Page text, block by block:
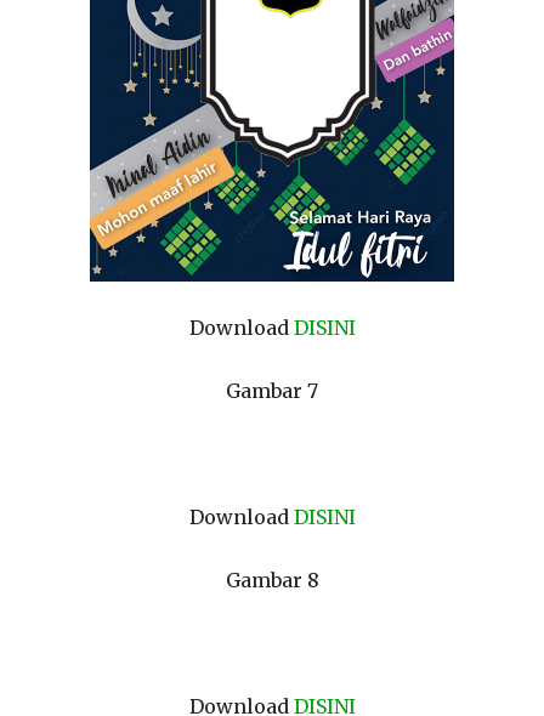
Download DISINI
Gambar 7
Download DISINI
Gambar 8
Download DISINI